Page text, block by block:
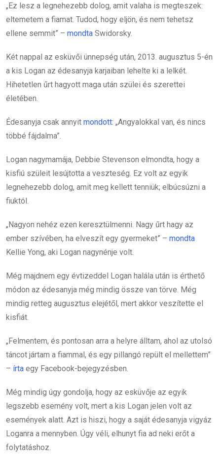
„Ez lesz a legnehezebb dolog, amit valaha is megteszek:
eltemetem a fiamat. Tudod, hogy eljön, és nem tehetsz
ellene semmit” – mondta Swidorsky.
Két nappal az esküvői ünnepség után, 2013. augusztus 5-én
a kis Logan az édesanyja karjaiban lehelte ki a lelkét.
Hihetetlen űrt hagyott maga után szülei és szerettei
életében.
Édesanyja csak annyit mondott: „Angyalokkal van, és nincs
többé fájdalma”.
Logan nagymamája, Debbie Stevenson elmondta, hogy a
kisfiú szüleit lesújtotta a veszteség. Ez volt az egyik
legnehezebb dolog, amit meg kellett tenniük; elbúcsúzni a
fiuktól.
„Nagyon nehéz ezen keresztülmenni. Nagy űrt hagy az
ember szívében, ha elveszít egy gyermeket” – mondta
Kellie Yong, aki Logan nagynénje volt.
Még majdnem egy évtizeddel Logan halála után is érthető
módon az édesanyja még mindig össze van törve. Még
mindig retteg augusztus elejétől, mert akkor veszítette el
kisfiát.
„Felmentem, és pontosan arra a helyre álltam, ahol az utolsó
táncot jártam a fiammal, és egy pillangó repült el mellettem”
– írta egy Facebook-bejegyzésben.
Még mindig úgy gondolja, hogy az esküvője az egyik
legszebb esemény volt, mert a kis Logan jelen volt az
események alatt. Azt is hiszi, hogy a saját édesanyja vigyáz
Loganra a mennyben. Úgy véli, elhunyt fia ad neki erőt a
folytatáshoz.